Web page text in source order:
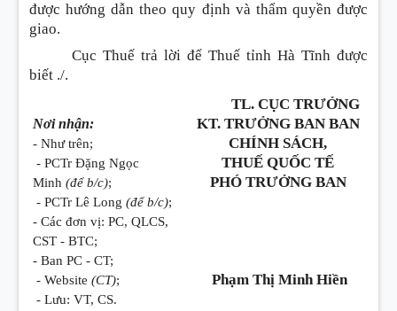
được hướng dẫn theo quy định và thẩm quyền được
giao.
Cục Thuế trả lời để Thuế tỉnh Hà Tĩnh được
biết ./.
Nơi nhận:
- Như trên;
- PCTr Đặng Ngọc
Minh (để b/c);
- PCTr Lê Long (để b/c);
- Các đơn vị: PC, QLCS,
CST - BTC;
- Ban PC - CT;
- Website (CT);
- Lưu: VT, CS.
TL. CỤC TRƯỞNG
KT. TRƯỞNG BAN BAN
CHÍNH SÁCH,
THUẾ QUỐC TẾ
PHÓ TRƯỞNG BAN
Phạm Thị Minh Hiền